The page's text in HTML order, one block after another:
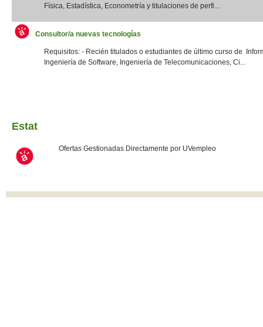
Física, Estadística, Econometría y titulaciones de perfi...
Consultor/a nuevas tecnologías
Requisitos: - Recién titulados o estudiantes de último curso de
Ingeniería de Software, Ingeniería de Telecomunicaciones, Ci...
Estat
Ofertas Gestionadas Directamente por UVempleo